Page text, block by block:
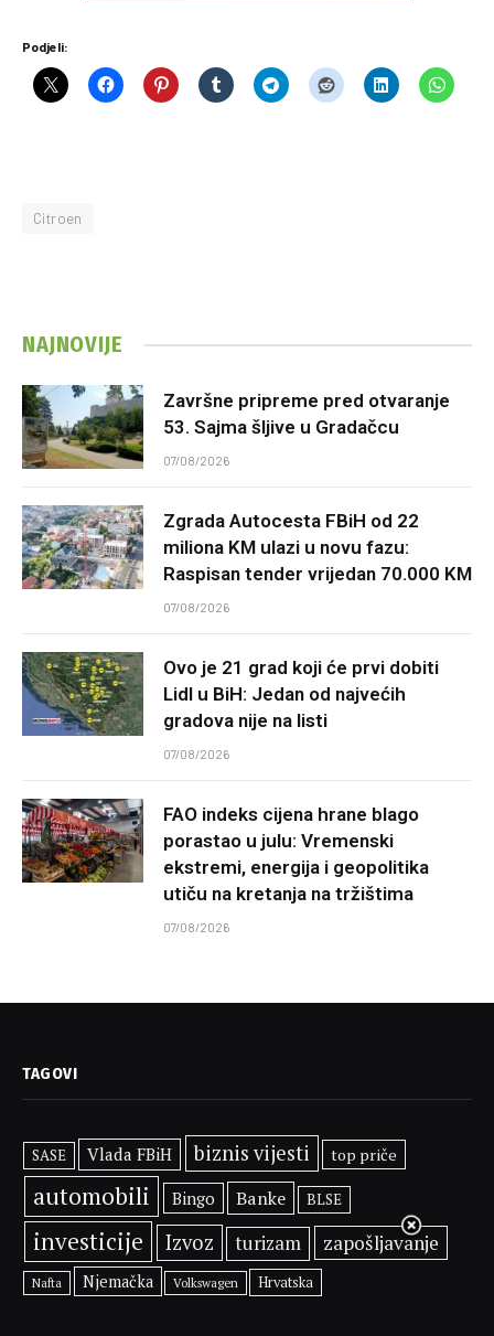
Podjeli:
Citroen
NAJNOVIJE
Završne pripreme pred otvaranje
53. Sajma šljive u Gradačcu
07/08/2026
Zgrada Autocesta FBiH od 22
miliona KM ulazi u novu fazu:
Raspisan tender vrijedan 70.000 KM
07/08/2026
Ovo je 21 grad koji će prvi dobiti
Lidl u BiH: Jedan od najvećih
gradova nije na listi
07/08/2026
FAO indeks cijena hrane blago
porastao u julu: Vremenski
ekstremi, energija i geopolitika
utiču na kretanja na tržištima
07/08/2026
TAGOVI
SASE Vlada FBiH biznis vijesti top priče
automobili Bingo Banke BLSE
investicije Izvoz turizam zapošljavanje
Nafta Njemačka Volkswagen Hrvatska